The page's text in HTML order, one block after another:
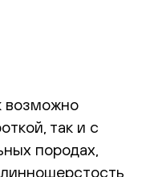
возможно
так и с
породах,